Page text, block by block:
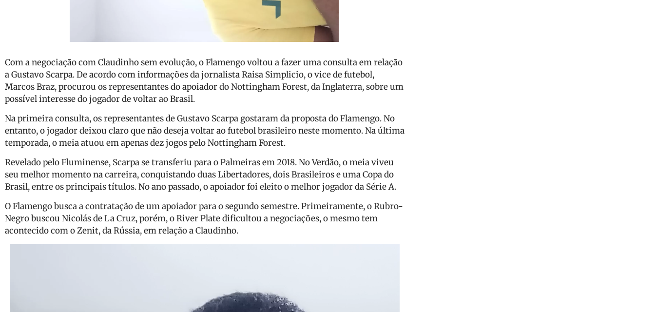
Com a negociação com Claudinho sem evolução, o Flamengo voltou a fazer uma consulta em relação
a Gustavo Scarpa. De acordo com informações da jornalista Raisa Simplicio, o vice de futebol,
Marcos Braz, procurou os representantes do apoiador do Nottingham Forest, da Inglaterra, sobre um
possível interesse do jogador de voltar ao Brasil.
Na primeira consulta, os representantes de Gustavo Scarpa gostaram da proposta do Flamengo. No
entanto, o jogador deixou claro que não deseja voltar ao futebol brasileiro neste momento. Na última
temporada, o meia atuou em apenas dez jogos pelo Nottingham Forest.
Revelado pelo Fluminense, Scarpa se transferiu para o Palmeiras em 2018. No Verdão, o meia viveu
seu melhor momento na carreira, conquistando duas Libertadores, dois Brasileiros e uma Copa do
Brasil, entre os principais títulos. No ano passado, o apoiador foi eleito o melhor jogador da Série A.
O Flamengo busca a contratação de um apoiador para o segundo semestre. Primeiramente, o Rubro-
Negro buscou Nicolás de La Cruz, porém, o River Plate dificultou a negociações, o mesmo tem
acontecido com o Zenit, da Rússia, em relação a Claudinho.